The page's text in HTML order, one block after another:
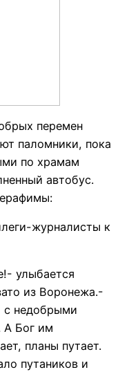
перемен
паломники, пока
по храмам
автобус.
журналисты к
из Воронежа.-
с недобрыми
А Бог им
планы путает.
путаников и